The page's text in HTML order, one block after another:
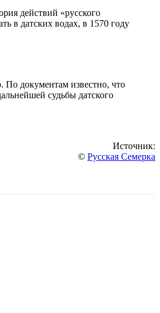
действий «русского
в датских водах, в 1570 году
По документам известно, что
судьбы датского
Источник:
© Русская Семерка